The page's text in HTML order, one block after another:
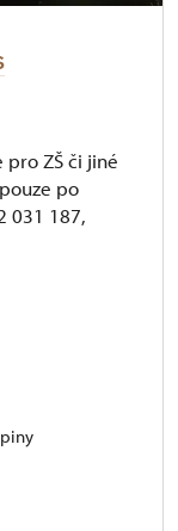
ZŠ či jiné
po
031 187,